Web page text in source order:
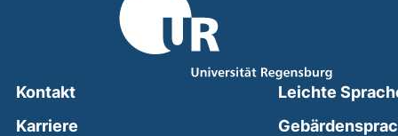
Kontakt
Karriere
Leichte